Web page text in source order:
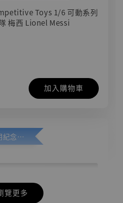
Toys 1/6 可動系列
梅西 Lionel Messi
加入購物車
加購優惠【悟空 鳥山明紀念款 [奇蹟工作室]】
覽更多